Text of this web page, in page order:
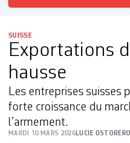
SUISSE
Exportations
hausse
Les entreprises suisses
forte croissance du
l’armement.
MARDI 10 MARS 2026LUCIE OSTORERO